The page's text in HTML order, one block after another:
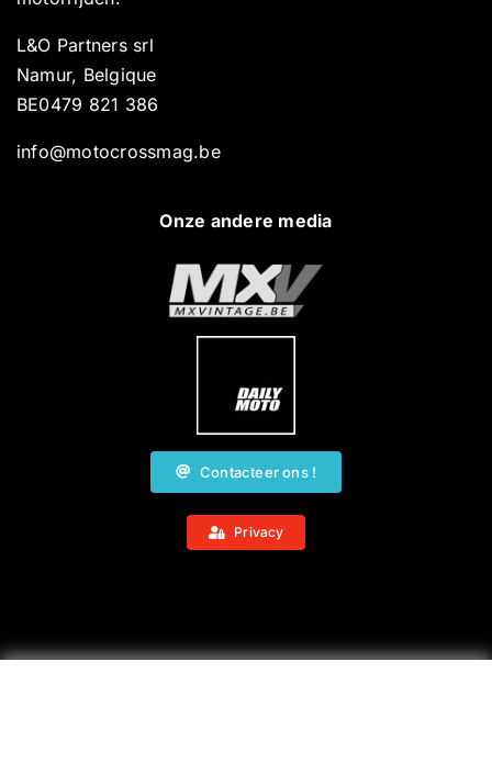
L&O Partners srl
Namur, Belgique
BE0479 821 386
info@motocrossmag.be
Onze andere media
Contacteer ons !
Privacy